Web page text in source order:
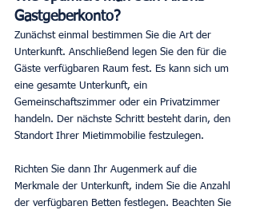
Gastgeberkonto?
Zunächst einmal bestimmen Sie die Art der
Unterkunft. Anschließend legen Sie den für die
Gäste verfügbaren Raum fest. Es kann sich um
eine gesamte Unterkunft, ein
Gemeinschaftszimmer oder ein Privatzimmer
handeln. Der nächste Schritt besteht darin, den
Standort Ihrer Mietimmobilie festzulegen.
Richten Sie dann Ihr Augenmerk auf die
Merkmale der Unterkunft, indem Sie die Anzahl
der verfügbaren Betten festlegen. Beachten Sie